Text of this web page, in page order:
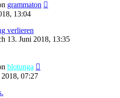
grammaton
13:04
verlieren
13. Juni 2018, 13:35
blotunga
07:27